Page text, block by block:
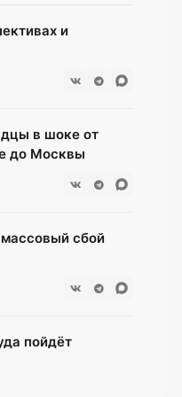
и
в шоке от
до Москвы
сбой
пойдёт